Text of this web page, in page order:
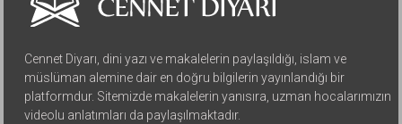
Cennet Diyarı, dini yazı ve makalelerin paylaşıldığı, islam ve
müslüman alemine dair en doğru bilgilerin yayınlandığı bir
platformdur. Sitemizde makalelerin yanısıra, uzman hocalarımızın
videolu anlatımları da paylaşılmaktadır.